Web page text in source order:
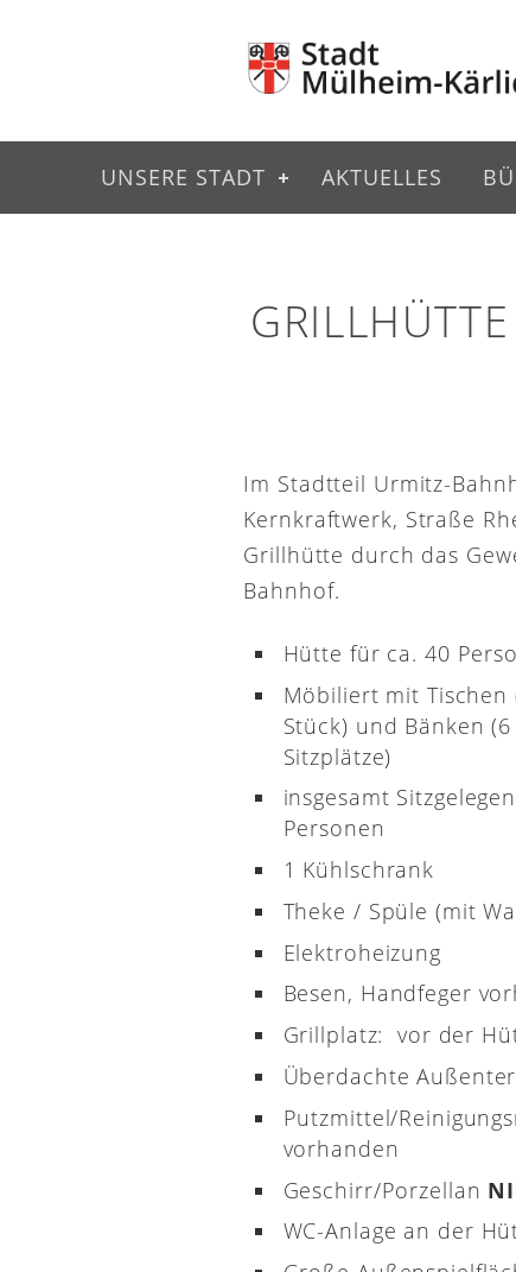
UNSERE STADT AKTUELLES
Im Stadtteil Urmitz-
Kernkraftwerk, Straße
Grillhütte durch das
Bahnhof.
Hütte für ca. 40
Möbiliert mit Tischen
Stück) und Bänken
Sitzplätze)
insgesamt
Personen
1 Kühlschrank
Theke / Spüle (mit
Elektroheizung
Besen, Handfeger
Grillplatz: vor der
Überdachte
Putzmittel/
vorhanden
Geschirr/Porzellan
WC-Anlage an der